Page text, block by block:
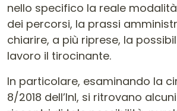
nello specifico la reale
dei percorsi, la prassi
chiarire, a più riprese, la
lavoro il tirocinante.
In particolare, esaminando la
8/2018 dell’Inl, si ritrovano